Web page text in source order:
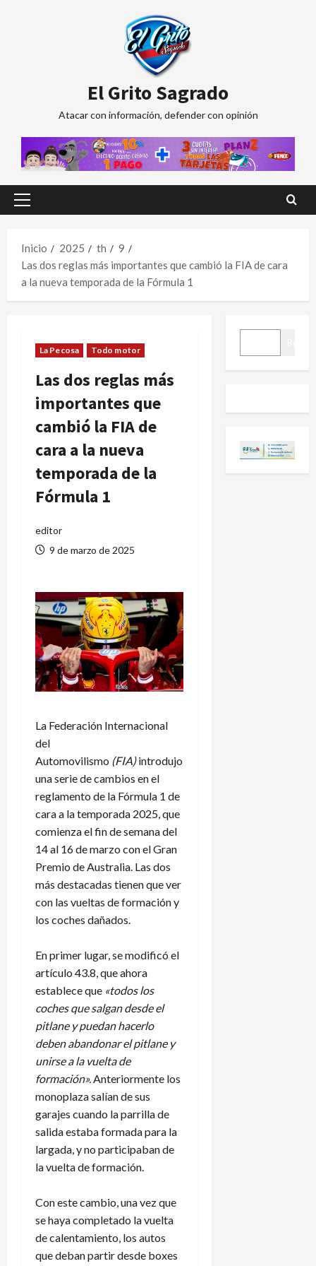
El Grito Sagrado
Atacar con información, defender con opinión
Menú
Inicio
2025 th
9
Las dos reglas más importantes que cambió la FIA de cara
a la nueva temporada de la Fórmula 1
La Pecosa Todo motor
Las dos reglas más
importantes que
cambió la FIA de
cara a la nueva
temporada de la
Fórmula 1
editor
9 de marzo de 2025
La Federación Internacional
del
Automovilismo (FIA)introdujo
una serie de cambios en el
reglamento de la Fórmula 1 de
cara a la temporada 2025, que
comienza el fin de semana del
14 al 16 de marzo con el Gran
Premio de Australia. Las dos
más destacadas tienen que ver
con las vueltas de formación y
los coches dañados.
En primer lugar, se modificó el
artículo 43.8, que ahora
establece que «todos los
coches que salgan desde el
pitlane y puedan hacerlo
deben abandonar el pitlane y
unirse a la vuelta de
formación». Anteriormente los
monoplaza salían de sus
garajes cuando la parrilla de
salida estaba formada para la
largada, y no participaban de
la vuelta de formación.
Con este cambio, una vez que
se haya completado la vuelta
de calentamiento, los autos
que deban partir desde boxes